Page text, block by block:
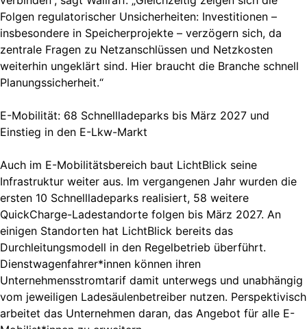
Folgen regulatorischer Unsicherheiten: Investitionen –
insbesondere in Speicherprojekte – verzögern sich, da
zentrale Fragen zu Netzanschlüssen und Netzkosten
weiterhin ungeklärt sind. Hier braucht die Branche schnell
Planungssicherheit.“
E-Mobilität: 68 Schnellladeparks bis März 2027 und
Einstieg in den E-Lkw-Markt
Auch im E-Mobilitätsbereich baut LichtBlick seine
Infrastruktur weiter aus. Im vergangenen Jahr wurden die
ersten 10 Schnellladeparks realisiert, 58 weitere
QuickCharge-Ladestandorte folgen bis März 2027. An
einigen Standorten hat LichtBlick bereits das
Durchleitungsmodell in den Regelbetrieb überführt.
Dienstwagenfahrer*innen können ihren
Unternehmensstromtarif damit unterwegs und unabhängig
vom jeweiligen Ladesäulenbetreiber nutzen. Perspektivisch
arbeitet das Unternehmen daran, das Angebot für alle E-